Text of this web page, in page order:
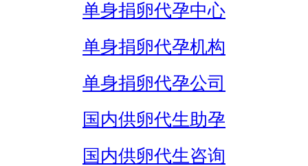
单身捐卵代孕中心
单身捐卵代孕机构
单身捐卵代孕公司
国内供卵代生助孕
国内供卵代生咨询